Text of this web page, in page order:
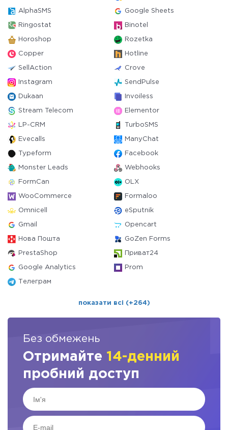
AlphaSMS Google Sheets
Ringostat Binotel
Horoshop Rozetka
Copper Hotline
SellAction Crove
Instagram SendPulse
Dukaan Invoiless
Stream Telecom Elementor
LP-CRM TurboSMS
Evecalls ManyChat
Typeform Facebook
Monster Leads Webhooks
FormCan OLX
WooCommerce Formaloo
Omnicell eSputnik
Gmail Opencart
Нова Пошта GoZen Forms
PrestaShop Приват24
Google Analytics Prom
Телеграм
показати всі (+264)
Без обмежень
Отримайте 14-денний
пробний доступ